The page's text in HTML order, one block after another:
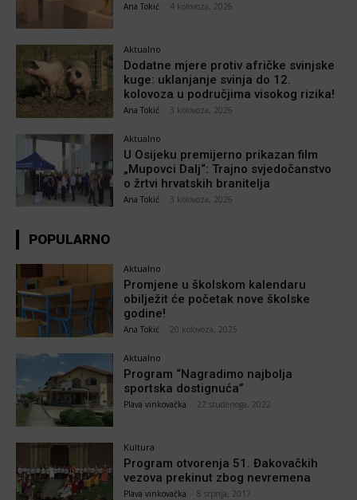
Ana Tokić 4 kolovoza, 2026
Aktualno
Dodatne mjere protiv afričke svinjske
kuge: uklanjanje svinja do 12.
kolovoza u područjima visokog rizika!
Ana Tokić 3 kolovoza, 2026
Aktualno
U Osijeku premijerno prikazan film
„Mupovci Dalj“: Trajno svjedočanstvo
o žrtvi hrvatskih branitelja
Ana Tokić 3 kolovoza, 2026
POPULARNO
Aktualno
Promjene u školskom kalendaru
obilježit će početak nove školske
godine!
Ana Tokić 20 kolovoza, 2025
Aktualno
Program “Nagradimo najbolja
sportska dostignuća”
Plava vinkovačka 22 studenoga, 2022
Kultura
Program otvorenja 51. Đakovačkih
vezova prekinut zbog nevremena
Plava vinkovačka 8 srpnja, 2017